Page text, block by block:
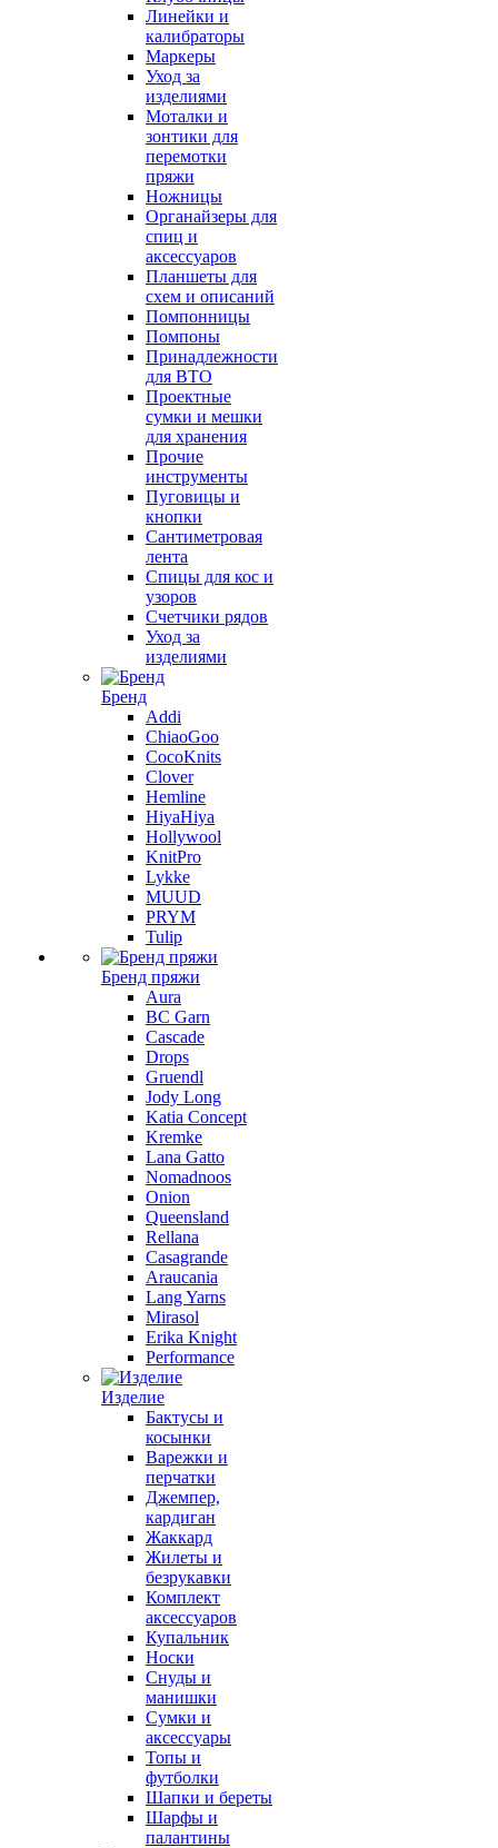
Линейки и
калибраторы
Маркеры
Уход за
изделиями
Моталки и
зонтики для
перемотки
пряжи
Ножницы
Органайзеры для
спиц и
аксессуаров
Планшеты для
схем и описаний
Помпонницы
Помпоны
Принадлежности
для ВТО
Проектные
сумки и мешки
для хранения
Прочие
инструменты
Пуговицы и
кнопки
Сантиметровая
лента
Спицы для кос и
узоров
Счетчики рядов
Уход за
изделиями
Бренд
Addi
ChiaoGoo
CocoKnits
Clover
Hemline
HiyaHiya
Hollywool
KnitPro
Lykke
MUUD
PRYM
Tulip
Бренд пряжи
Aura
BC Garn
Cascade
Drops
Gruendl
Jody Long
Katia Concept
Kremke
Lana Gatto
Nomadnoos
Onion
Queensland
Rellana
Casagrande
Araucania
Lang Yarns
Mirasol
Erika Knight
Performance
Изделие
Бактусы и
косынки
Варежки и
перчатки
Джемпер,
кардиган
Жаккард
Жилеты и
безрукавки
Комплект
аксессуаров
Купальник
Носки
Снуды и
манишки
Сумки и
аксессуары
Топы и
футболки
Шапки и береты
Шарфы и
палантины